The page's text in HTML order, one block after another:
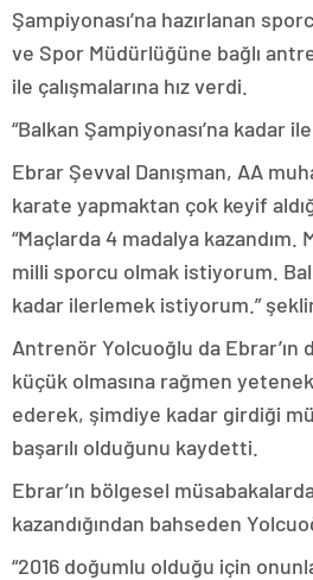
Şampiyonası’na hazırlanan
ve Spor Müdürlüğüne bağlı
ile çalışmalarına hız verdi.
“Balkan Şampiyonası’na kadar
Ebrar Şevval Danışman, AA
karate yapmaktan çok keyif
“Maçlarda 4 madalya kazandım.
milli sporcu olmak istiyorum.
kadar ilerlemek istiyorum.”
Antrenör Yolcuoğlu da
küçük olmasına rağmen
ederek, şimdiye kadar girdiği
başarılı olduğunu kaydetti.
Ebrar’ın bölgesel
kazandığından bahseden
“2016 doğumlu olduğu için